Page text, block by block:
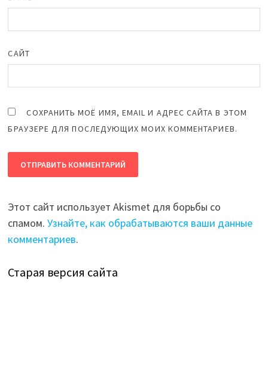
САЙТ
СОХРАНИТЬ МОЁ ИМЯ, EMAIL И АДРЕС САЙТА В ЭТОМ
БРАУЗЕРЕ ДЛЯ ПОСЛЕДУЮЩИХ МОИХ КОММЕНТАРИЕВ.
Этот сайт использует Akismet для борьбы со
спамом.Узнайте, как обрабатываются ваши данные
комментариев.
Старая версия сайта